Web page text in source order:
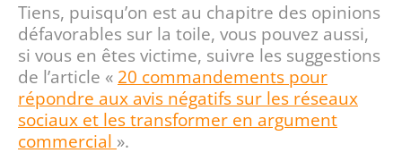
Tiens, puisqu’on est au chapitre des opinions
défavorables sur la toile, vous pouvez aussi,
si vous en êtes victime, suivre les suggestions
de l’article « 20 commandements pour
répondre aux avis négatifs sur les réseaux
sociaux et les transformer en argument
commercial ».